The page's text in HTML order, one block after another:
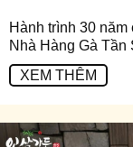
Hành trình 30
Nhà Hàng Gà Tần
XEM THÊM